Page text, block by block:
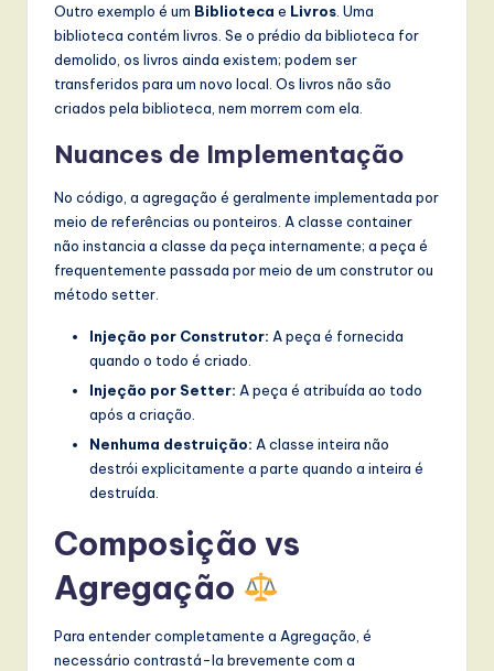
Outro exemplo é um Biblioteca e Livros . Uma
biblioteca contém livros. Se o prédio da biblioteca for
demolido, os livros ainda existem; podem ser
transferidos para um novo local. Os livros não são
criados pela biblioteca, nem morrem com ela.
Nuances de Implementação
No código, a agregação é geralmente implementada por
meio de referências ou ponteiros. A classe container
não instancia a classe da peça internamente; a peça é
frequentemente passada por meio de um construtor ou
método setter.
Injeção por Construtor: A peça é fornecida
quando o todo é criado.
Injeção por Setter: A peça é atribuída ao todo
após a criação.
Nenhuma destruição: A classe inteira não
destrói explicitamente a parte quando a inteira é
destruída.
Composição vs
Agregação
Para entender completamente a Agregação, é
necessário contrastá-la brevemente com a